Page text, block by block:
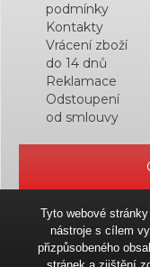
podmínky
Kontakty
Vrácení zboží
do 14 dnů
Reklamace
Odstoupení
od smlouvy
Tyto webové
nástroje s cílem
přizpůsobeného